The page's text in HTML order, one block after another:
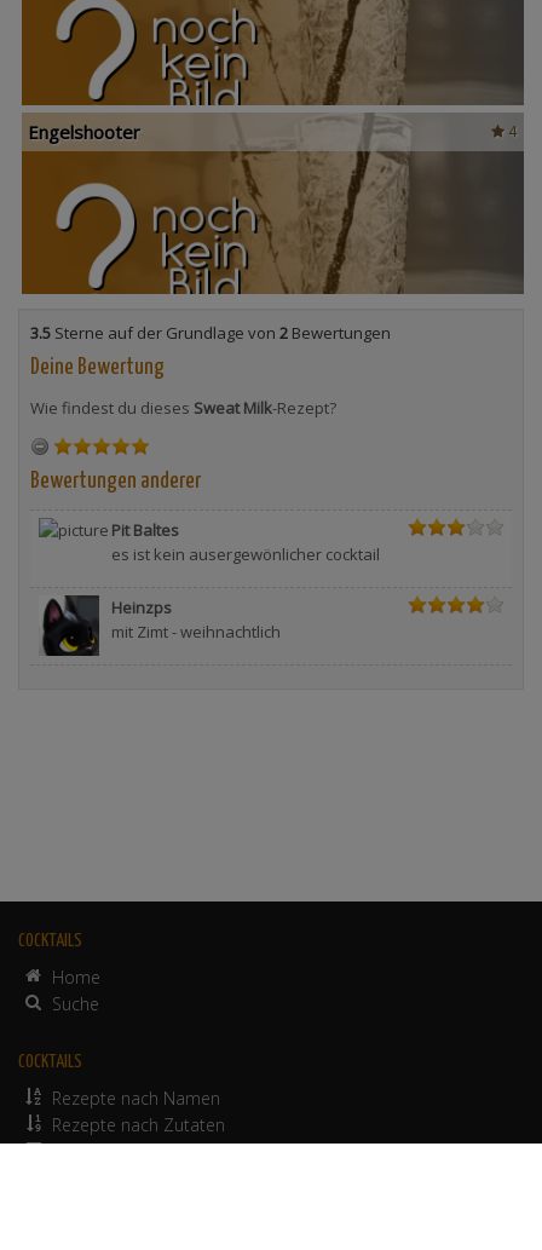
4
Engelshooter
3.5 Sterne auf der Grundlage von 2 Bewertungen
Deine Bewertung
Wie findest du dieses Sweat Milk-Rezept?
Bewertungen anderer
Pit Baltes
es ist kein ausergewönlicher cocktail
Heinzps
mit Zimt - weihnachtlich
COCKTAILS
Home
Suche
COCKTAILS
Rezepte nach Namen
Rezepte nach Zutaten
alkoholfreie Rezepte